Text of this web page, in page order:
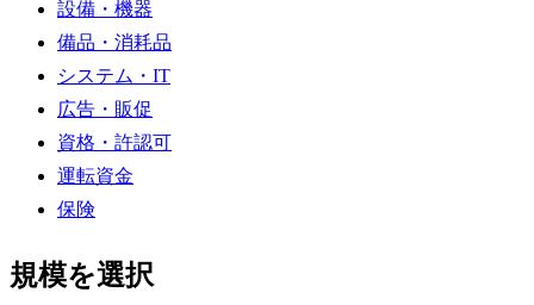
設備・機器
備品・消耗品
システム・IT
広告・販促
資格・許認可
運転資金
保険
規模を選択